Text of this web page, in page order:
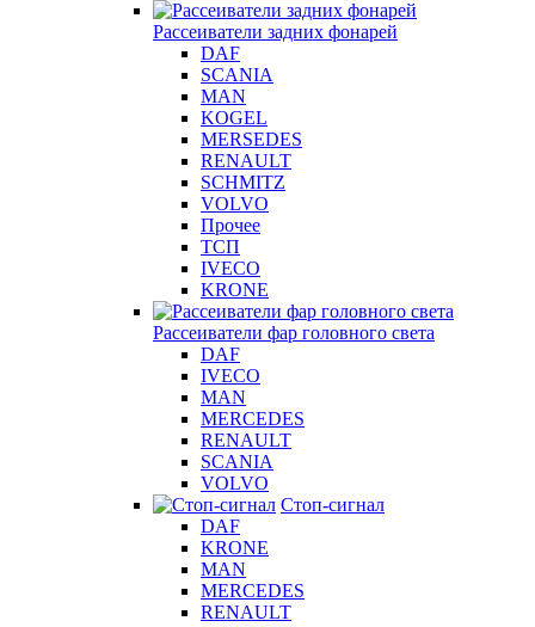
Рассеиватели задних фонарей
DAF
SCANIA
MAN
KOGEL
MERSEDES
RENAULT
SCHMITZ
VOLVO
Прочее
ТСП
IVECO
KRONE
Рассеиватели фар головного света
DAF
IVECO
MAN
MERCEDES
RENAULT
SCANIA
VOLVO
Стоп-сигнал
DAF
KRONE
MAN
MERCEDES
RENAULT